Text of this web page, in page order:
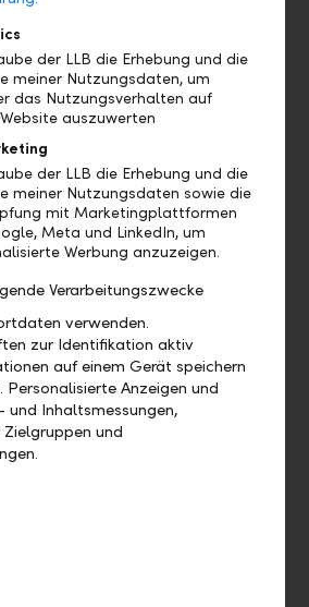
ich eine Zahlung
diese heute noch
bereits
duplizieren?
offene Zahlung
offene Zahlung
der LLB die Erhebung und die
meiner Nutzungsdaten, um
das Nutzungsverhalten auf
auszuwerten
der LLB die Erhebung und die
meiner Nutzungsdaten sowie die
mit Marketingplattformen
Meta und LinkedIn, um
Werbung anzuzeigen.
Verarbeitungszwecke
verwenden.
zur Identifikation aktiv
auf einem Gerät speichern
Anzeigen und
und Inhaltsmessungen,
Zielgruppen und